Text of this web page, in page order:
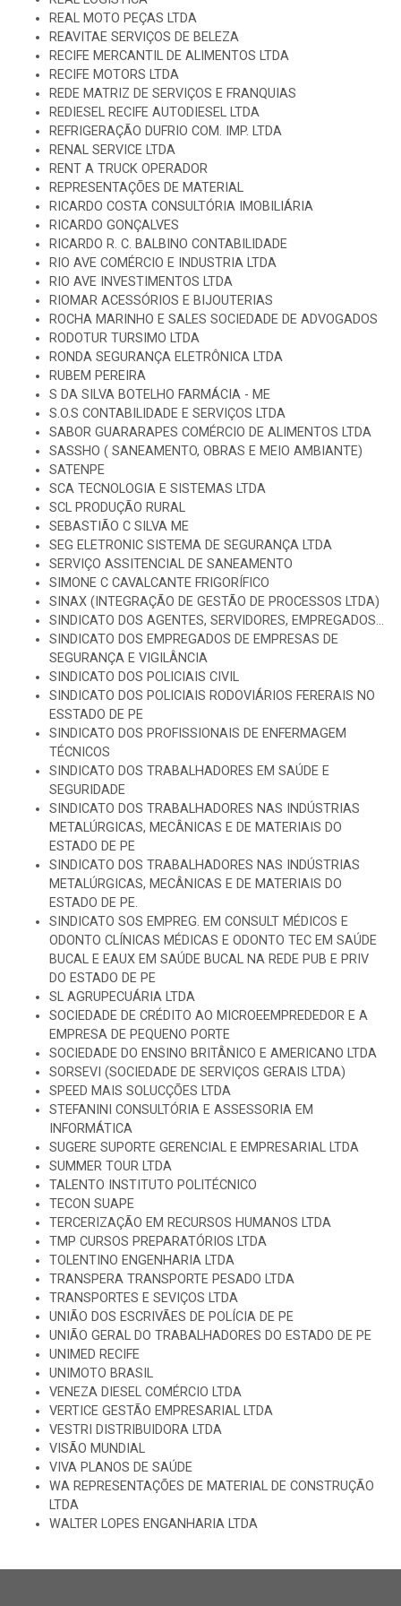
REAL MOTO PEÇAS LTDA
REAVITAE SERVIÇOS DE BELEZA
RECIFE MERCANTIL DE ALIMENTOS LTDA
RECIFE MOTORS LTDA
REDE MATRIZ DE SERVIÇOS E FRANQUIAS
REDIESEL RECIFE AUTODIESEL LTDA
REFRIGERAÇÃO DUFRIO COM. IMP. LTDA
RENAL SERVICE LTDA
RENT A TRUCK OPERADOR
REPRESENTAÇÕES DE MATERIAL
RICARDO COSTA CONSULTÓRIA IMOBILIÁRIA
RICARDO GONÇALVES
RICARDO R. C. BALBINO CONTABILIDADE
RIO AVE COMÉRCIO E INDUSTRIA LTDA
RIO AVE INVESTIMENTOS LTDA
RIOMAR ACESSÓRIOS E BIJOUTERIAS
ROCHA MARINHO E SALES SOCIEDADE DE ADVOGADOS
RODOTUR TURSIMO LTDA
RONDA SEGURANÇA ELETRÔNICA LTDA
RUBEM PEREIRA
S DA SILVA BOTELHO FARMÁCIA - ME
S.O.S CONTABILIDADE E SERVIÇOS LTDA
SABOR GUARARAPES COMÉRCIO DE ALIMENTOS LTDA
SASSHO ( SANEAMENTO, OBRAS E MEIO AMBIANTE)
SATENPE
SCA TECNOLOGIA E SISTEMAS LTDA
SCL PRODUÇÃO RURAL
SEBASTIÃO C SILVA ME
SEG ELETRONIC SISTEMA DE SEGURANÇA LTDA
SERVIÇO ASSITENCIAL DE SANEAMENTO
SIMONE C CAVALCANTE FRIGORÍFICO
SINAX (INTEGRAÇÃO DE GESTÃO DE PROCESSOS LTDA)
SINDICATO DOS AGENTES, SERVIDORES, EMPREGADOS...
SINDICATO DOS EMPREGADOS DE EMPRESAS DE
SEGURANÇA E VIGILÂNCIA
SINDICATO DOS POLICIAIS CIVIL
SINDICATO DOS POLICIAIS RODOVIÁRIOS FERERAIS NO
ESSTADO DE PE
SINDICATO DOS PROFISSIONAIS DE ENFERMAGEM
TÉCNICOS
SINDICATO DOS TRABALHADORES EM SAÚDE E
SEGURIDADE
SINDICATO DOS TRABALHADORES NAS INDÚSTRIAS
METALÚRGICAS, MECÂNICAS E DE MATERIAIS DO
ESTADO DE PE
SINDICATO DOS TRABALHADORES NAS INDÚSTRIAS
METALÚRGICAS, MECÂNICAS E DE MATERIAIS DO
ESTADO DE PE.
SINDICATO SOS EMPREG. EM CONSULT MÉDICOS E
ODONTO CLÍNICAS MÉDICAS E ODONTO TEC EM SAÚDE
BUCAL E EAUX EM SAÚDE BUCAL NA REDE PUB E PRIV
DO ESTADO DE PE
SL AGRUPECUÁRIA LTDA
SOCIEDADE DE CRÉDITO AO MICROEEMPREDEDOR E A
EMPRESA DE PEQUENO PORTE
SOCIEDADE DO ENSINO BRITÂNICO E AMERICANO LTDA
SORSEVI (SOCIEDADE DE SERVIÇOS GERAIS LTDA)
SPEED MAIS SOLUCÇÕES LTDA
STEFANINI CONSULTÓRIA E ASSESSORIA EM
INFORMÁTICA
SUGERE SUPORTE GERENCIAL E EMPRESARIAL LTDA
SUMMER TOUR LTDA
TALENTO INSTITUTO POLITÉCNICO
TECON SUAPE
TERCERIZAÇÃO EM RECURSOS HUMANOS LTDA
TMP CURSOS PREPARATÓRIOS LTDA
TOLENTINO ENGENHARIA LTDA
TRANSPERA TRANSPORTE PESADO LTDA
TRANSPORTES E SEVIÇOS LTDA
UNIÃO DOS ESCRIVÃES DE POLÍCIA DE PE
UNIÃO GERAL DO TRABALHADORES DO ESTADO DE PE
UNIMED RECIFE
UNIMOTO BRASIL
VENEZA DIESEL COMÉRCIO LTDA
VERTICE GESTÃO EMPRESARIAL LTDA
VESTRI DISTRIBUIDORA LTDA
VISÃO MUNDIAL
VIVA PLANOS DE SAÚDE
WA REPRESENTAÇÕES DE MATERIAL DE CONSTRUÇÃO
LTDA
WALTER LOPES ENGANHARIA LTDA